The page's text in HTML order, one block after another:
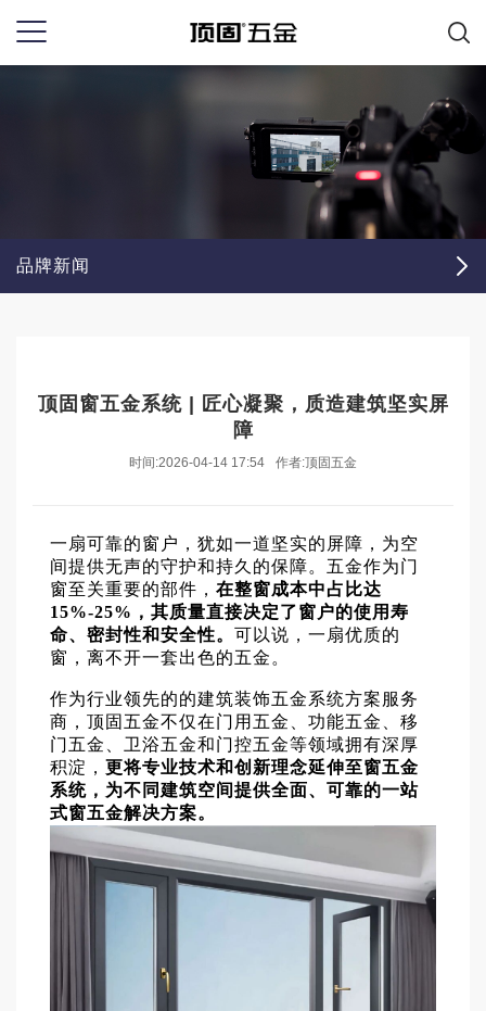
品牌新闻
顶固窗五金系统 | 匠心凝聚，质造建筑坚实屏
障
时间:2026-04-14 17:54 作者:顶固五金
一扇可靠的窗户，犹如一道坚实的屏障，为空
间提供无声的守护和持久的保障。五金作为门
窗至关重要的部件， 在整窗成本中占比达
15%-25%，其质量直接决定了窗户的使用寿
命、密封性和安全性。 可以说，一扇优质的
窗，离不开一套出色的五金。
作为行业领先的的建筑装饰五金系统方案服务
商， 顶固五金不仅在门用五金、功能五金、移
门五金、卫浴五金和门控五金等领域拥有深厚
积淀， 更将专业技术和创新理念延伸至窗五金
系统，为不同建筑空间提供全面、可靠的一站
式窗五金解决方案。